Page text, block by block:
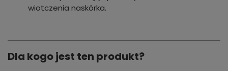
wiotczenia naskórka.
Dla kogo jest ten produkt?